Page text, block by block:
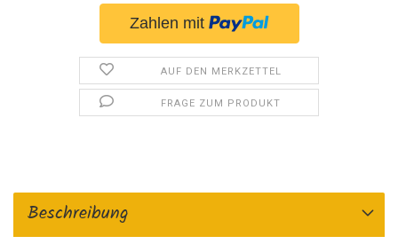
AUF DEN MERKZETTEL
FRAGE ZUM PRODUKT
Beschreibung